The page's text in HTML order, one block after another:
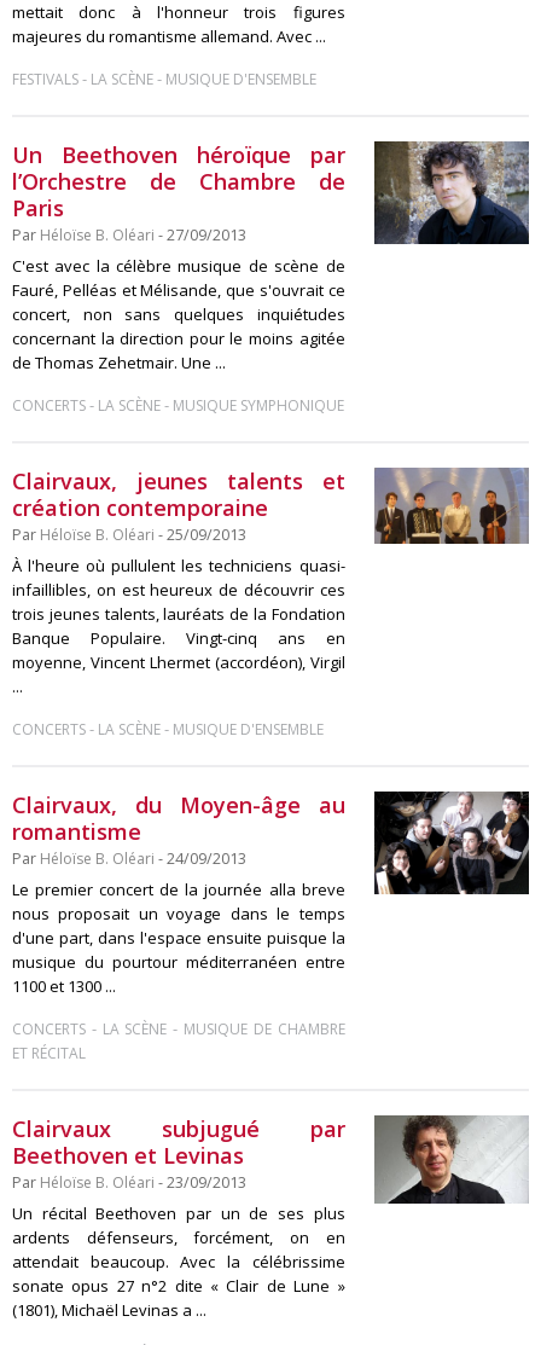
mettait donc à l'honneur trois figures
majeures du romantisme allemand. Avec ...
FESTIVALS- LA SCÈNE- MUSIQUE D'ENSEMBLE
Un Beethoven héroïque par
l’Orchestre de Chambre de
Paris
Par Héloïse B. Oléari - 27/09/2013
C'est avec la célèbre musique de scène de
Fauré, Pelléas et Mélisande, que s'ouvrait ce
concert, non sans quelques inquiétudes
concernant la direction pour le moins agitée
de Thomas Zehetmair. Une ...
CONCERTS- LA SCÈNE- MUSIQUE SYMPHONIQUE
Clairvaux, jeunes talents et
création contemporaine
Par Héloïse B. Oléari - 25/09/2013
À l'heure où pullulent les techniciens quasi-
infaillibles, on est heureux de découvrir ces
trois jeunes talents, lauréats de la Fondation
Banque Populaire. Vingt-cinq ans en
moyenne, Vincent Lhermet (accordéon), Virgil
...
CONCERTS- LA SCÈNE- MUSIQUE D'ENSEMBLE
Clairvaux, du Moyen-âge au
romantisme
Par Héloïse B. Oléari - 24/09/2013
Le premier concert de la journée alla breve
nous proposait un voyage dans le temps
d'une part, dans l'espace ensuite puisque la
musique du pourtour méditerranéen entre
1100 et 1300 ...
CONCERTS - LA SCÈNE - MUSIQUE DE CHAMBRE
ET RÉCITAL
Clairvaux subjugué par
Beethoven et Levinas
Par Héloïse B. Oléari - 23/09/2013
Un récital Beethoven par un de ses plus
ardents défenseurs, forcément, on en
attendait beaucoup. Avec la célébrissime
sonate opus 27 n°2 dite « Clair de Lune »
(1801), Michaël Levinas a ...